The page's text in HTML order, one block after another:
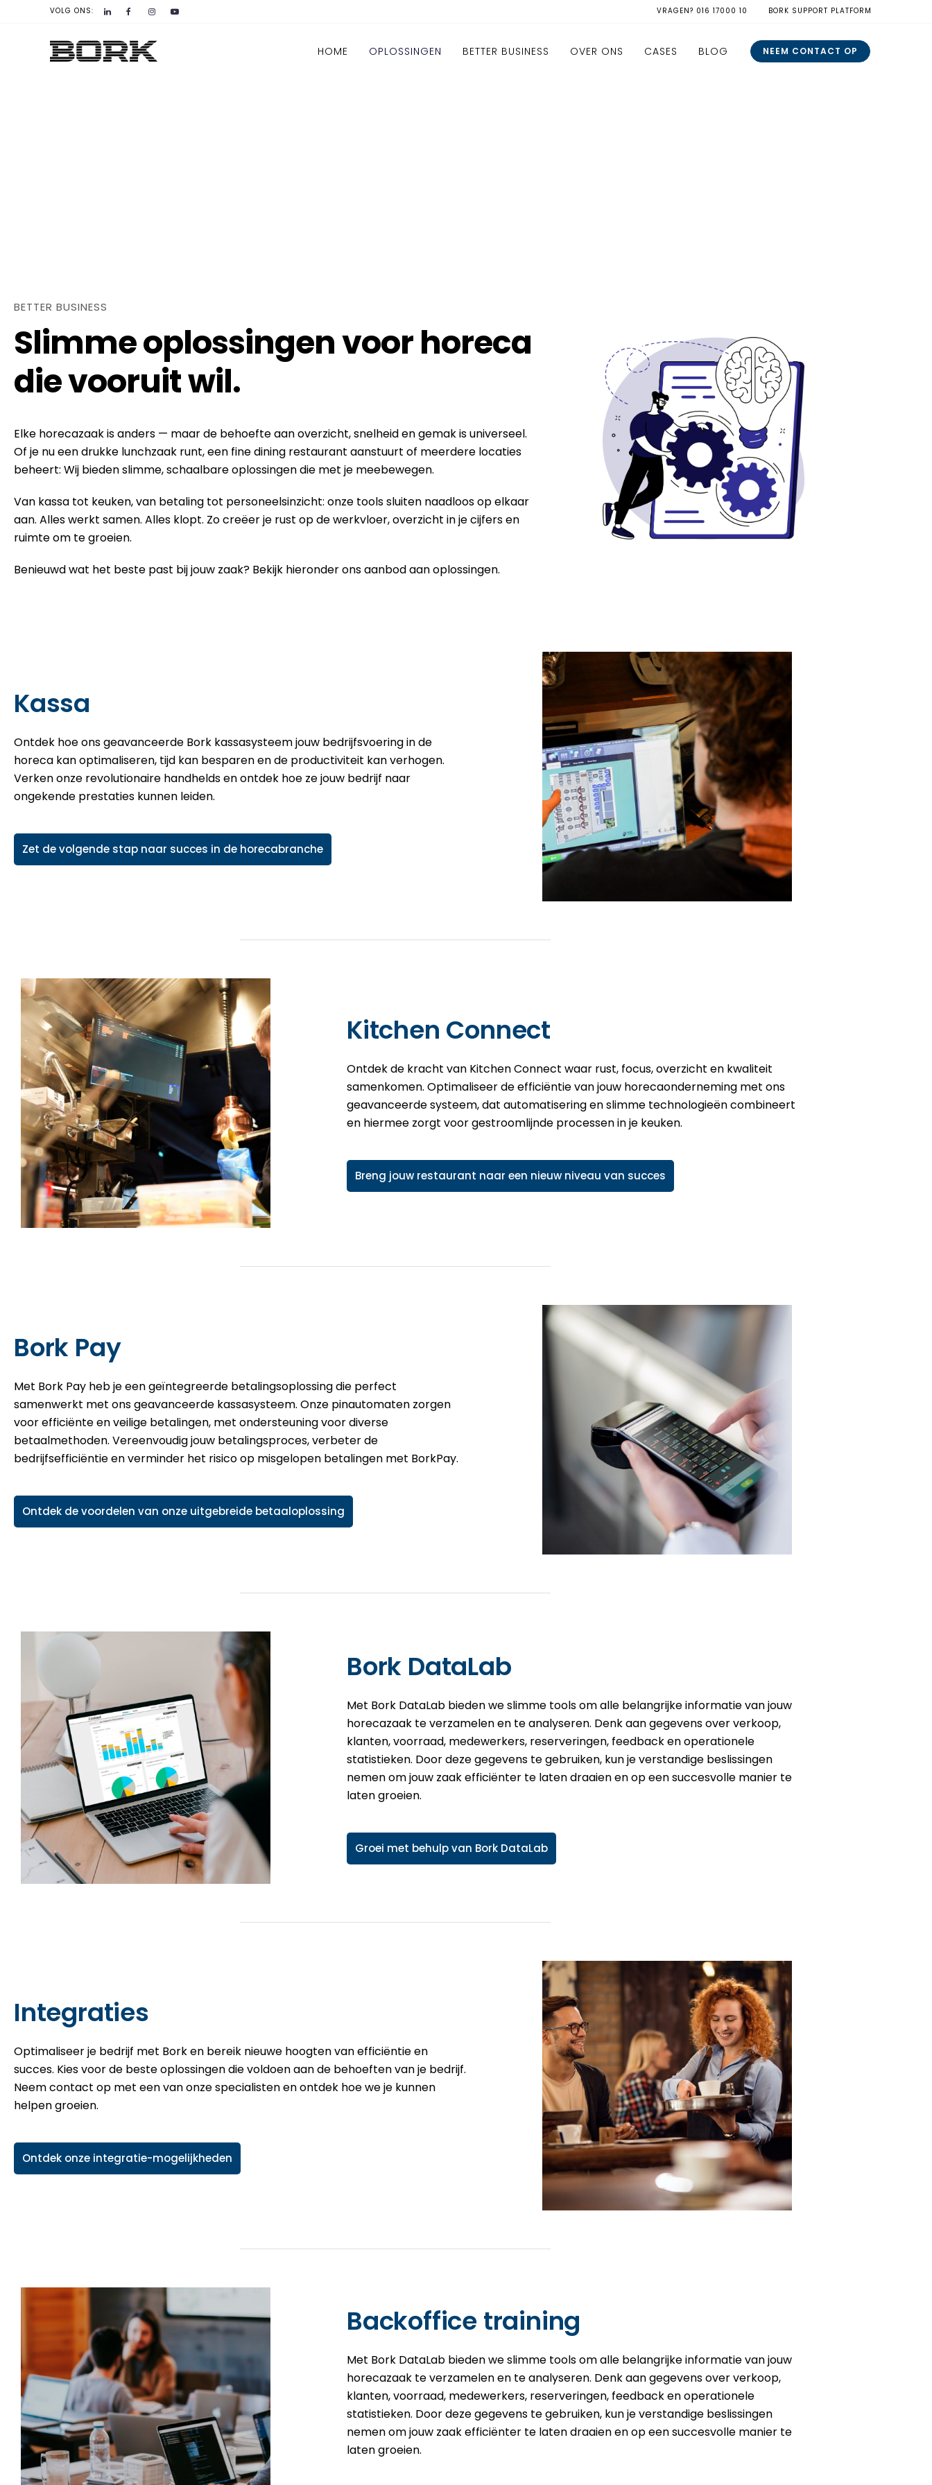
VOLG ONS: VRAGEN? 016 17000 10 BORK SUPPORT PLATFORM
NEEM CONTACT OP
HOME OPLOSSINGEN BETTER BUSINESS OVER ONS CASES BLOG
BETTER BUSINESS
Slimme oplossingen voor horeca
die vooruit wil.
Elke horecazaak is anders — maar de behoefte aan overzicht, snelheid en gemak is universeel.
Of je nu een drukke lunchzaak runt, een fine dining restaurant aanstuurt of meerdere locaties
beheert: Wij bieden slimme, schaalbare oplossingen die met je meebewegen.
Van kassa tot keuken, van betaling tot personeelsinzicht: onze tools sluiten naadloos op elkaar
aan. Alles werkt samen. Alles klopt. Zo creëer je rust op de werkvloer, overzicht in je cijfers en
ruimte om te groeien.
Benieuwd wat het beste past bij jouw zaak? Bekijk hieronder ons aanbod aan oplossingen.
Kassa
Ontdek hoe ons geavanceerde Bork kassasysteem jouw bedrijfsvoering in de
horeca kan optimaliseren, tijd kan besparen en de productiviteit kan verhogen.
Verken onze revolutionaire handhelds en ontdek hoe ze jouw bedrijf naar
ongekende prestaties kunnen leiden.
Zet de volgende stap naar succes in de horecabranche
Kitchen Connect
Ontdek de kracht van Kitchen Connect waar rust, focus, overzicht en kwaliteit
samenkomen. Optimaliseer de efficiëntie van jouw horecaonderneming met ons
geavanceerde systeem, dat automatisering en slimme technologieën combineert
en hiermee zorgt voor gestroomlijnde processen in je keuken.
Breng jouw restaurant naar een nieuw niveau van succes
Bork Pay
Met Bork Pay heb je een geïntegreerde betalingsoplossing die perfect
samenwerkt met ons geavanceerde kassasysteem. Onze pinautomaten zorgen
voor efficiënte en veilige betalingen, met ondersteuning voor diverse
betaalmethoden. Vereenvoudig jouw betalingsproces, verbeter de
bedrijfsefficiëntie en verminder het risico op misgelopen betalingen met BorkPay.
Ontdek de voordelen van onze uitgebreide betaaloplossing
Bork DataLab
Met Bork DataLab bieden we slimme tools om alle belangrijke informatie van jouw
horecazaak te verzamelen en te analyseren. Denk aan gegevens over verkoop,
klanten, voorraad, medewerkers, reserveringen, feedback en operationele
statistieken. Door deze gegevens te gebruiken, kun je verstandige beslissingen
nemen om jouw zaak efficiënter te laten draaien en op een succesvolle manier te
laten groeien.
Groei met behulp van Bork DataLab
Integraties
Optimaliseer je bedrijf met Bork en bereik nieuwe hoogten van efficiëntie en
succes. Kies voor de beste oplossingen die voldoen aan de behoeften van je bedrijf.
Neem contact op met een van onze specialisten en ontdek hoe we je kunnen
helpen groeien.
Ontdek onze integratie-mogelijkheden
Backoffice training
Met Bork DataLab bieden we slimme tools om alle belangrijke informatie van jouw
horecazaak te verzamelen en te analyseren. Denk aan gegevens over verkoop,
klanten, voorraad, medewerkers, reserveringen, feedback en operationele
statistieken. Door deze gegevens te gebruiken, kun je verstandige beslissingen
nemen om jouw zaak efficiënter te laten draaien en op een succesvolle manier te
laten groeien.